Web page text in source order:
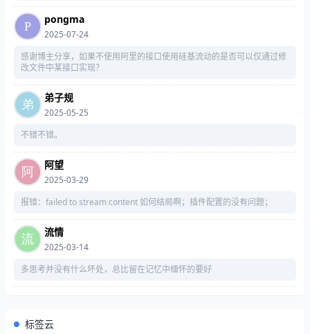
pongma
2025-07-24
感谢博主分享，如果不使用阿里的接口使用硅基流动的是否可以仅通过修
改文件中某接口实现？
弟子规
2025-05-25
不错不错。
阿望
2025-03-29
报错：failed to stream content 如何结局啊；插件配置的没有问题；
流情
2025-03-14
多思考并没有什么坏处，总比留在记忆中缅怀的要好
标签云